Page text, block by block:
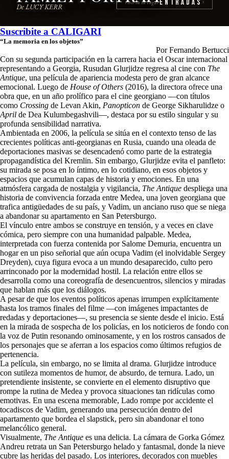
De LUCY KERR
reserva tu lugarEntradas ›
Suscribite a CALIGARI
“La memoria en los objetos”
Por Fernando Bertucci
Con su segunda participación en la carrera hacia el Oscar internacional
representando a Georgia, Rusudan Glurjidze regresa al cine con The
Antique, una película de apariencia modesta pero de gran alcance
emocional. Luego de House of Others (2016), la directora ofrece una
obra que, en un año prolífico para el cine georgiano —con títulos
como Crossing de Levan Akin, Panopticon de George Sikharulidze o
April de Dea Kulumbegashvili—, destaca por su estilo singular y su
profunda sensibilidad narrativa.
Ambientada en 2006, la película se sitúa en el contexto tenso de las
crecientes políticas anti-georgianas en Rusia, cuando una oleada de
deportaciones masivas se desencadenó como parte de la estrategia
propagandística del Kremlin. Sin embargo, Glurjidze evita el panfleto:
su mirada se posa en lo íntimo, en lo cotidiano, en esos objetos y
espacios que acumulan capas de historia y emociones. En una
atmósfera cargada de nostalgia y vigilancia, The Antique despliega una
historia de convivencia forzada entre Medea, una joven georgiana que
trafica antigüedades de su país, y Vadim, un anciano ruso que se niega
a abandonar su apartamento en San Petersburgo.
El vínculo entre ambos se construye en tensión, y a veces en clave
cómica, pero siempre con una humanidad palpable. Medea,
interpretada con fuerza contenida por Salome Demuria, encuentra un
hogar en un piso señorial que aún ocupa Vadim (el inolvidable Sergey
Dreyden), cuya figura evoca a un mundo desaparecido, culto pero
arrinconado por la modernidad hostil. La relación entre ellos se
desarrolla como una coreografía de desencuentros, silencios y miradas
que hablan más que los diálogos.
A pesar de que los eventos políticos apenas irrumpen explícitamente
hasta los tramos finales del filme —con imágenes impactantes de
redadas y deportaciones—, su presencia se siente desde el inicio. Está
en la mirada de sospecha de los policías, en los noticieros de fondo con
la voz de Putin resonando ominosamente, y en los rostros cansados de
los personajes que se aferran a los espacios como últimos refugios de
pertenencia.
La película, sin embargo, no se limita al drama. Glurjidze introduce
con sutileza momentos de humor, de absurdo, de ternura. Lado, un
pretendiente insistente, se convierte en el elemento disruptivo que
rompe la rutina de Medea y provoca situaciones tan ridículas como
emotivas. En una escena memorable, Lado rompe por accidente el
tocadiscos de Vadim, generando una persecución dentro del
apartamento que bordea el slapstick, pero sin abandonar el tono
melancólico general.
Visualmente, The Antique es una delicia. La cámara de Gorka Gómez
Andreu retrata un San Petersburgo helado y fantasmal, donde la nieve
cubre las heridas del pasado. Los interiores, decorados con muebles